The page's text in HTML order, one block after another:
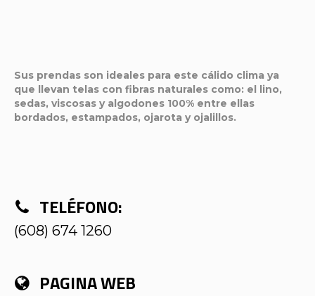
Sus prendas son ideales para este cálido clima ya
que llevan telas con fibras naturales como: el lino,
sedas, viscosas y algodones 100% entre ellas
bordados, estampados, ojarota y ojalillos.
TELÉFONO:
(608) 674 1260
PAGINA WEB